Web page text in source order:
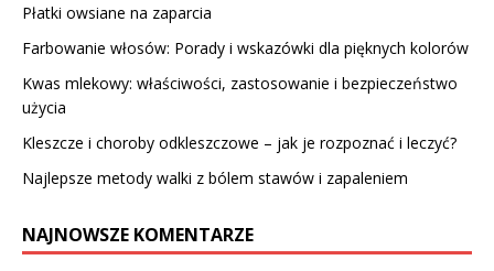
Płatki owsiane na zaparcia
Farbowanie włosów: Porady i wskazówki dla pięknych kolorów
Kwas mlekowy: właściwości, zastosowanie i bezpieczeństwo
użycia
Kleszcze i choroby odkleszczowe – jak je rozpoznać i leczyć?
Najlepsze metody walki z bólem stawów i zapaleniem
NAJNOWSZE KOMENTARZE